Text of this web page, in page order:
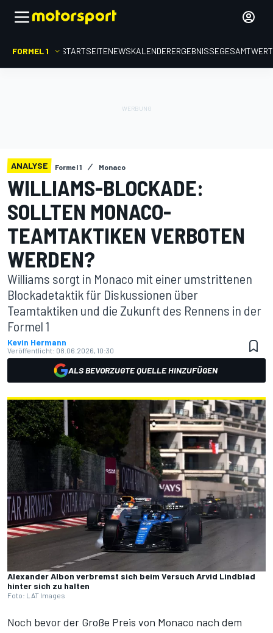
FORMEL 1 STARTSEITENEWSKALENDERERGEBNISSE
ANALYSE Formel 1 Monaco
WILLIAMS-BLOCKADE:
SOLLTEN MONACO-
TEAMTAKTIKEN VERBOTEN
WERDEN?
Williams sorgt in Monaco mit einer umstrittenen
Blockadetaktik für Diskussionen über
Teamtaktiken und die Zukunft des Rennens in der
Formel 1
Kevin Hermann
Veröffentlicht: 08.06.2026, 10:30
ALS BEVORZUGTE QUELLE HINZUFÜGEN
Alexander Albon verbremst sich beim Versuch Arvid Lindblad
hinter sich zu halten
Foto: LAT Images
Noch bevor der Große Preis von Monaco nach dem